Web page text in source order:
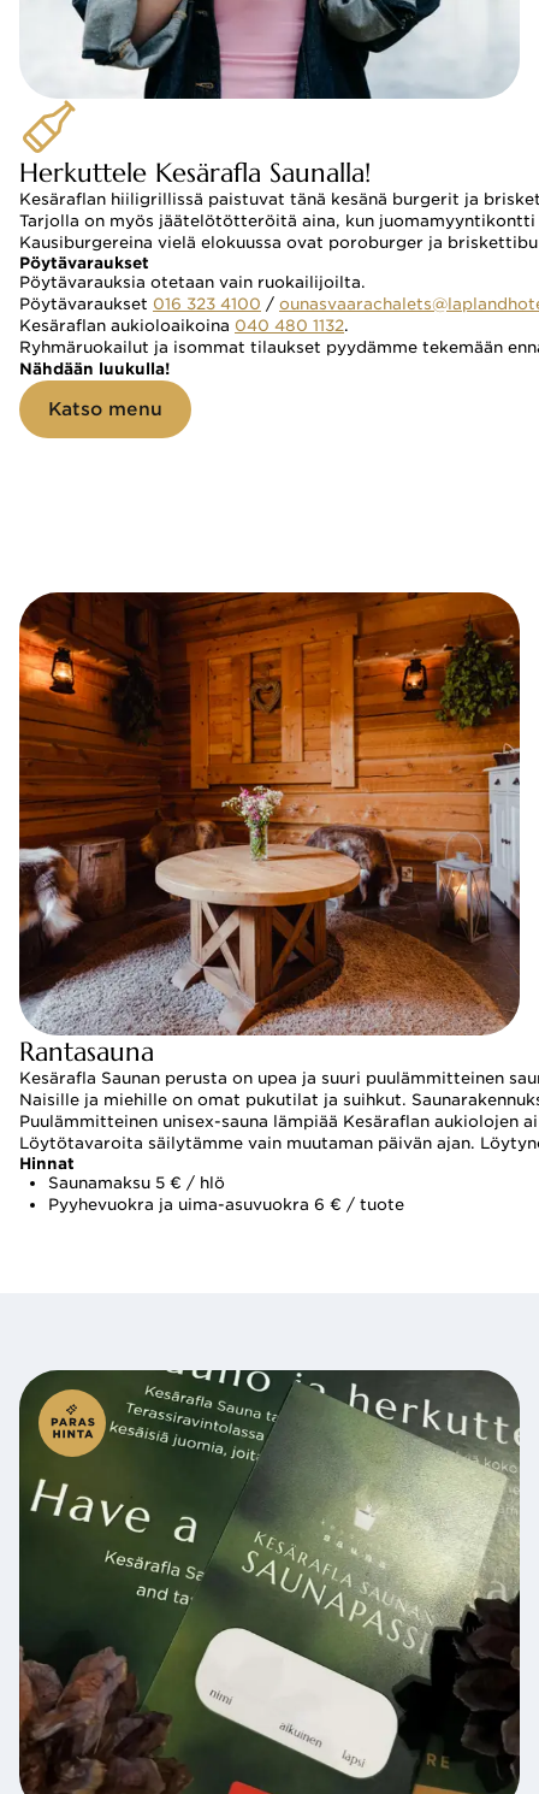
Herkuttele Kesärafla Saunalla!
Kesäraflan hiiligrillissä paistuvat tänä kesänä burgerit ja
Tarjolla on myös jäätelötötteröitä aina, kun juomamyyntikontti
Kausiburgereina vielä elokuussa ovat poroburger ja
Pöytävaraukset
Pöytävarauksia otetaan vain ruokailijoilta.
Pöytävaraukset 016 323 4100 /
Kesäraflan aukioloaikoina 040 480 1132.
Ryhmäruokailut ja isommat tilaukset pyydämme tekemään
Nähdään luukulla!
Katso menu
Rantasauna
Kesärafla Saunan perusta on upea ja suuri puulämmitteinen
Naisille ja miehille on omat pukutilat ja suihkut.
Puulämmitteinen unisex-sauna lämpiää Kesäraflan aukiolojen
Löytötavaroita säilytämme vain muutaman päivän ajan.
Hinnat
Saunamaksu 5 € / hlö
Pyyhevuokra ja uima-asuvuokra 6 € / tuote